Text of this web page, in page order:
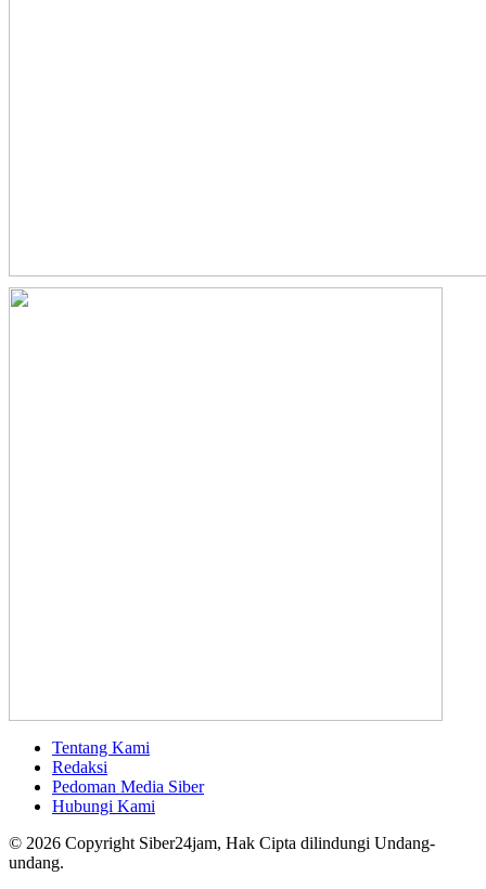
Tentang Kami
Redaksi
Pedoman Media Siber
Hubungi Kami
© 2026 Copyright Siber24jam, Hak Cipta dilindungi Undang-
undang.